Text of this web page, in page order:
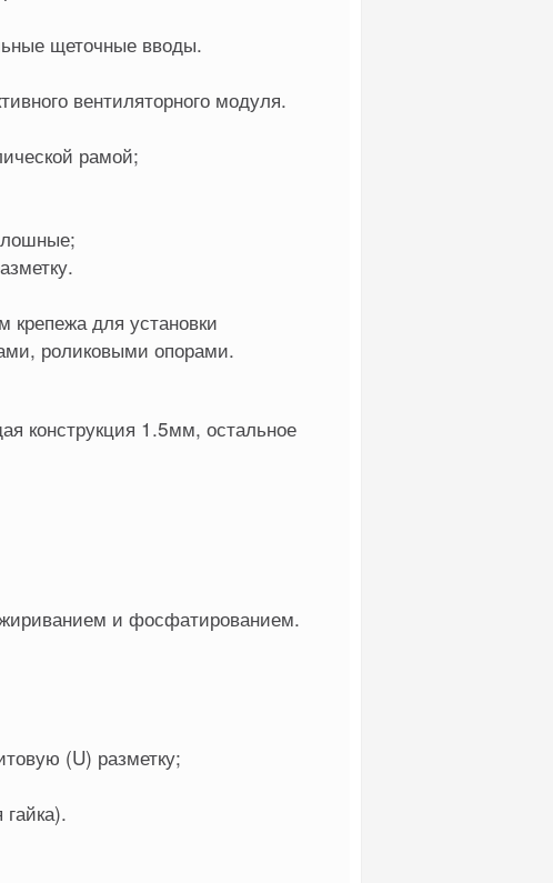
щеточные вводы.
вентиляторного модуля.
рамой;
для установки
роликовыми опорами.
конструкция 1.5мм, остальное
и фосфатированием.
(U) разметку;